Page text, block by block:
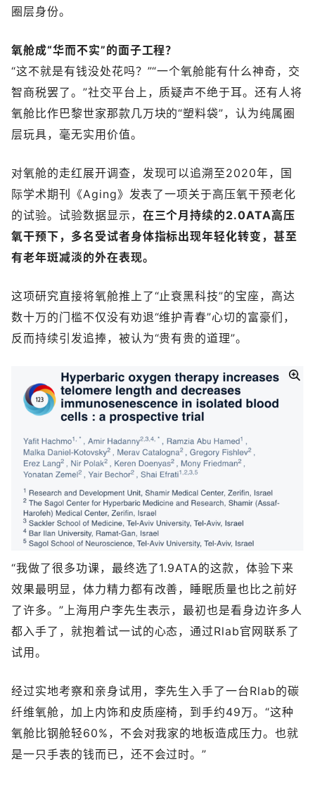
圈层身份。
氧舱成“华而不实”的面子工程？
“这不就是有钱没处花吗？”“一个氧舱能有什么神奇，交
智商税罢了。”社交平台上，质疑声不绝于耳。还有人将
氧舱比作巴黎世家那款几万块的“塑料袋”，认为纯属圈
层玩具，毫无实用价值。
对氧舱的走红展开调查，发现可以追溯至2020年，国
际学术期刊《Aging》发表了一项关于高压氧干预老化
的试验。试验数据显示， 在三个月持续的2.0ATA高压
氧干预下，多名受试者身体指标出现年轻化转变，甚至
有老年斑减淡的外在表现。
这项研究直接将氧舱推上了“止衰黑科技”的宝座，高达
数十万的门槛不仅没有劝退“维护青春”心切的富豪们，
反而持续引发追捧，被认为“贵有贵的道理”。
“我做了很多功课，最终选了1.9ATA的这款，体验下来
效果最明显，体力精力都有改善，睡眠质量也比之前好
了许多。”上海用户李先生表示，最初也是看身边许多人
都入手了，就抱着试一试的心态，通过Rlab官网联系了
试用。
经过实地考察和亲身试用，李先生入手了一台Rlab的碳
纤维氧舱，加上内饰和皮质座椅，到手约49万。“这种
氧舱比钢舱轻60%，不会对我家的地板造成压力。也就
是一只手表的钱而已，还不会过时。”